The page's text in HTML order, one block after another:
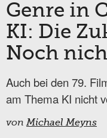
Genre in
KI: Die
Noch
Auch bei den 79.
am Thema KI nicht
vonMichael Meyns